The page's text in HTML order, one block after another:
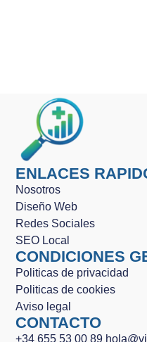
ENLACES
Nosotros
Diseño Web
Redes Sociales
SEO Local
CONDICIONES
Politicas de privacidad
Politicas de cookies
Aviso legal
CONTACTO
+34 655 53 00 89